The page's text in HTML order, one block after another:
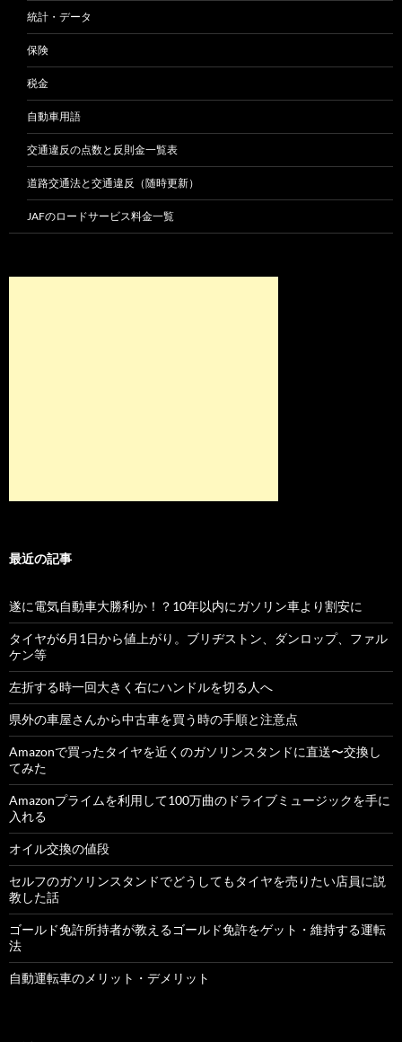
統計・データ
保険
税金
自動車用語
交通違反の点数と反則金一覧表
道路交通法と交通違反（随時更新）
JAFのロードサービス料金一覧
最近の記事
遂に電気自動車大勝利か！？10年以内にガソリン車より割安に
タイヤが6月1日から値上がり。ブリヂストン、ダンロップ、ファル
ケン等
左折する時一回大きく右にハンドルを切る人へ
県外の車屋さんから中古車を買う時の手順と注意点
Amazonで買ったタイヤを近くのガソリンスタンドに直送〜交換し
てみた
Amazonプライムを利用して100万曲のドライブミュージックを手に
入れる
オイル交換の値段
セルフのガソリンスタンドでどうしてもタイヤを売りたい店員に説
教した話
ゴールド免許所持者が教えるゴールド免許をゲット・維持する運転
法
自動運転車のメリット・デメリット